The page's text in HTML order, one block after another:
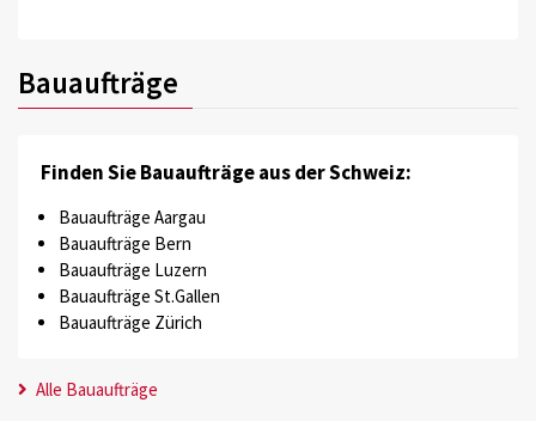
Bauaufträge
Finden Sie Bauaufträge aus der Schweiz:
Bauaufträge Aargau
Bauaufträge Bern
Bauaufträge Luzern
Bauaufträge St.Gallen
Bauaufträge Zürich
Alle Bauaufträge